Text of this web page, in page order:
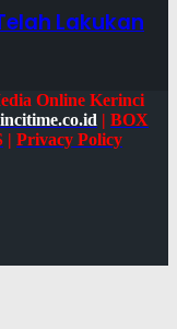
Lakukan
Online Kerinci
| BOX
| Privacy Policy